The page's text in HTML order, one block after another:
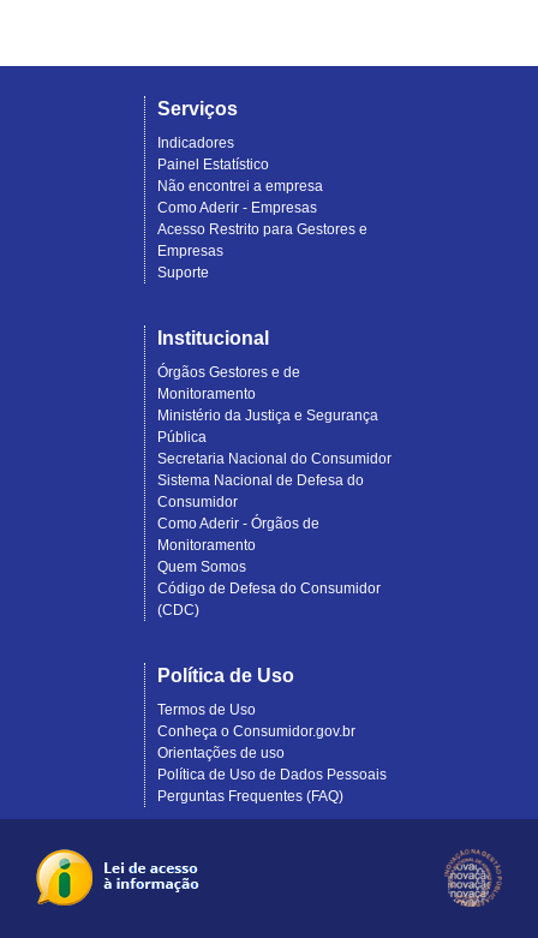
Serviços
Indicadores
Painel Estatístico
Não encontrei a empresa
Como Aderir - Empresas
Acesso Restrito para Gestores e
Empresas
Suporte
Institucional
Órgãos Gestores e de
Monitoramento
Ministério da Justiça e Segurança
Pública
Secretaria Nacional do Consumidor
Sistema Nacional de Defesa do
Consumidor
Como Aderir - Órgãos de
Monitoramento
Quem Somos
Código de Defesa do Consumidor
(CDC)
Política de Uso
Termos de Uso
Conheça o Consumidor.gov.br
Orientações de uso
Política de Uso de Dados Pessoais
Perguntas Frequentes (FAQ)